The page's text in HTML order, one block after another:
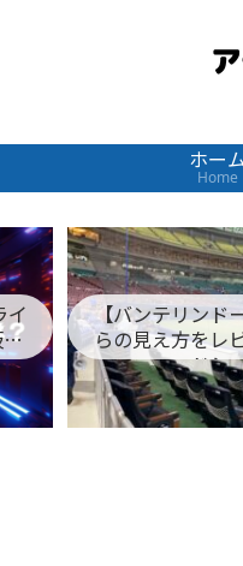
ホー
Home
イ
【バンテリンド
らの見え方をレ
ドシ